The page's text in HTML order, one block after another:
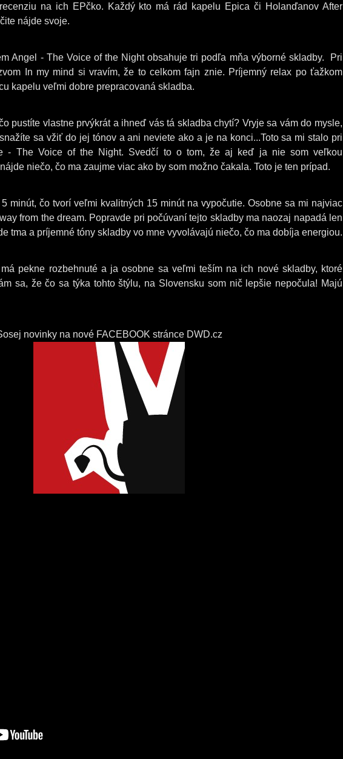
na ich EPčko. Každý kto má rád kapelu Epica či Holanďanov After
nájde svoje.
Angel - The Voice of the Night obsahuje tri podľa mňa výborné skladby. Pri
In my mind si vravím, že to celkom fajn znie. Príjemný relax po ťažkom
kapelu veľmi dobre prepracovaná skladba.
pustíte vlastne prvýkrát a ihneď vás tá skladba chytí? Vryje sa vám do mysle,
sa vžiť do jej tónov a ani neviete ako a je na konci...Toto sa mi stalo pri
- The Voice of the Night. Svedčí to o tom, že aj keď ja nie som veľkou
niečo, čo ma zaujme viac ako by som možno čakala. Toto je ten prípad.
minút, čo tvorí veľmi kvalitných 15 minút na vypočutie. Osobne sa mi najviac
from the dream. Popravde pri počúvaní tejto skladby ma naozaj napadá len
tma a príjemné tóny skladby vo mne vyvolávajú niečo, čo ma dobíja energiou.
pekne rozbehnuté a ja osobne sa veľmi teším na ich nové skladby, ktoré
sa, že čo sa týka tohto štýlu, na Slovensku som nič lepšie nepočula! Majú
novinky na nové FACEBOOK stránce DWD.cz